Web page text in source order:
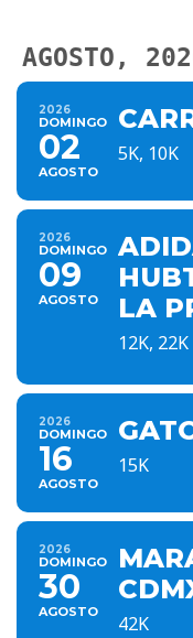
AGOSTO,
2026
DOMINGO
02
AGOSTO
5K, 10K
2026
DOMINGO
09
AGOSTO
LA
12K, 22K
2026
DOMINGO
16
AGOSTO
15K
2026
DOMINGO
30
AGOSTO 42K